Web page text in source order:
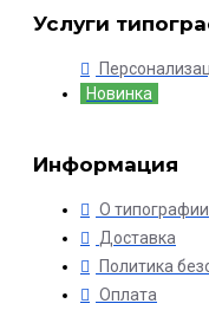
Услуги
Новинка
Информация
О типографии
Доставка
Политика
Оплата